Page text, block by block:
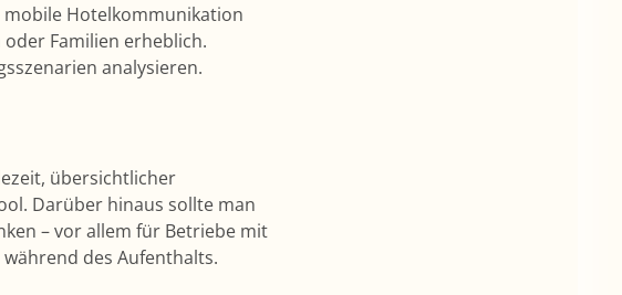
mobile Hotelkommunikation
Familien erheblich.
analysieren.
übersichtlicher
Darüber hinaus sollte man
– vor allem für Betriebe mit
des Aufenthalts.